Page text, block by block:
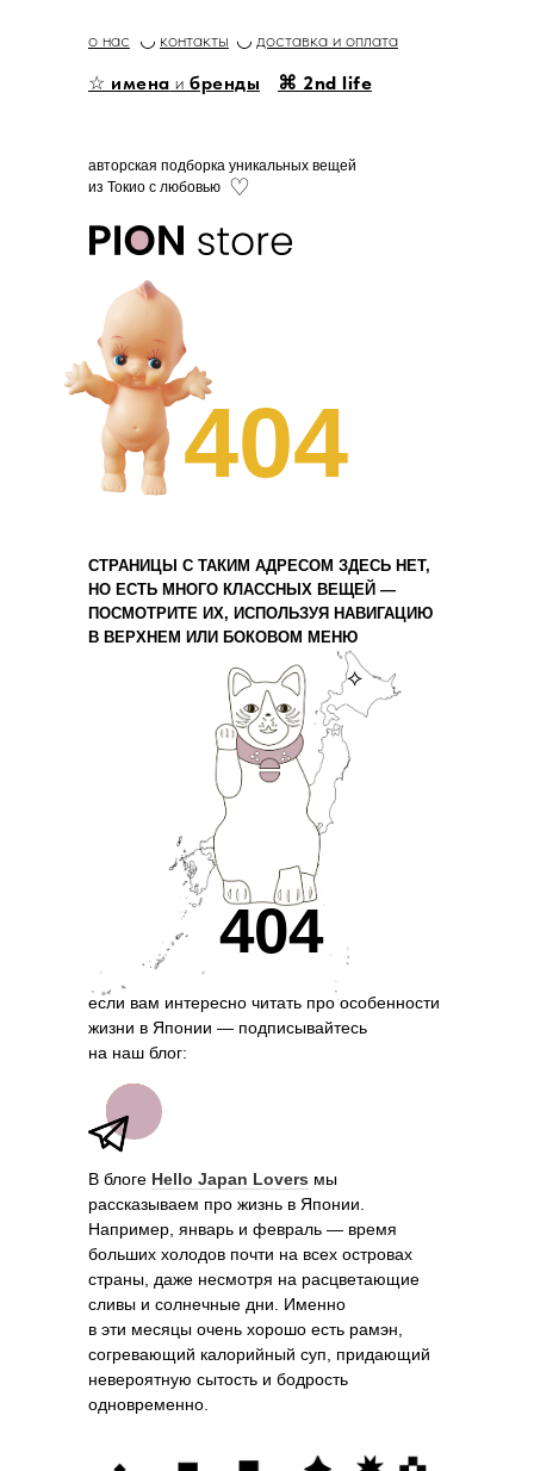
авторская подборка уникальных вещей
из Токио с любовью ♡
404
⌘ 2nd life
☆ имена и бренды
доставка и оплата
◡ ◡
контакты
о нас
СТРАНИЦЫ С ТАКИМ АДРЕСОМ ЗДЕСЬ НЕТ,
НО ЕСТЬ МНОГО КЛАССНЫХ ВЕЩЕЙ —
ПОСМОТРИТЕ ИХ, ИСПОЛЬЗУЯ НАВИГАЦИЮ
В ВЕРХНЕМ ИЛИ БОКОВОМ МЕНЮ
⟡
В блоге Hello Japan Lovers мы
рассказываем про жизнь в Японии.
Например, январь и февраль — время
больших холодов почти на всех островах
страны, даже несмотря на расцветающие
сливы и солнечные дни. Именно
в эти месяцы очень хорошо есть рамэн,
согревающий калорийный суп, придающий
невероятную сытость и бодрость
одновременно.
если вам интересно читать про особенности
жизни в Японии — подписывайтесь
на наш блог:
404